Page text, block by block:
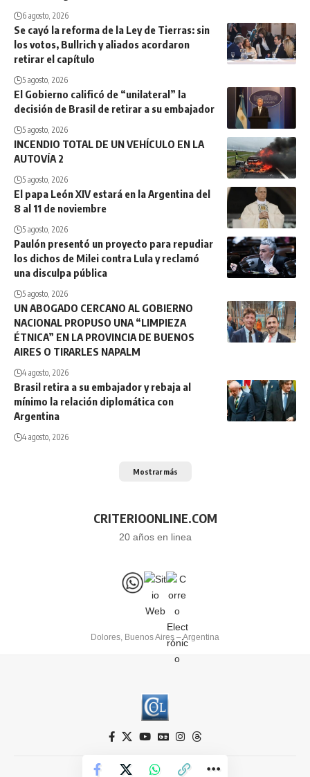
6 agosto, 2026
Se cayó la reforma de la Ley de Tierras: sin
los votos, Bullrich y aliados acordaron
retirar el capítulo
5 agosto, 2026
El Gobierno calificó de “unilateral” la
decisión de Brasil de retirar a su embajador
5 agosto, 2026
INCENDIO TOTAL DE UN VEHÍCULO EN LA
AUTOVÍA 2
5 agosto, 2026
El papa León XIV estará en la Argentina del
8 al 11 de noviembre
5 agosto, 2026
Paulón presentó un proyecto para repudiar
los dichos de Milei contra Lula y reclamó
una disculpa pública
5 agosto, 2026
UN ABOGADO CERCANO AL GOBIERNO
NACIONAL PROPUSO UNA “LIMPIEZA
ÉTNICA” EN LA PROVINCIA DE BUENOS
AIRES O TIRARLES NAPALM
4 agosto, 2026
Brasil retira a su embajador y rebaja al
mínimo la relación diplomática con
Argentina
4 agosto, 2026
Mostrar más
CRITERIOONLINE.COM
20 años en linea
Dolores, Buenos Aires – Argentina
Criterio Online © 2026